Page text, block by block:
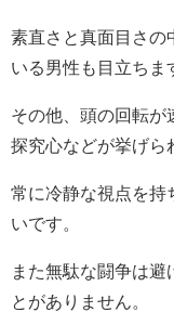
素直さと真面目さの
いる男性も目立ちま
その他、頭の回転が
探究心などが挙げら
常に冷静な視点を持
いです。
また無駄な闘争は避
とがありません。